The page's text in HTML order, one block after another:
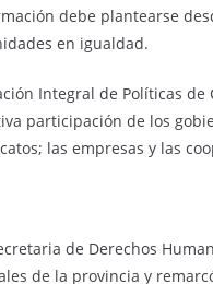
debe plantearse
en igualdad.
Integral de Políticas
participación de los
las empresas y las
de Derechos
de la provincia y